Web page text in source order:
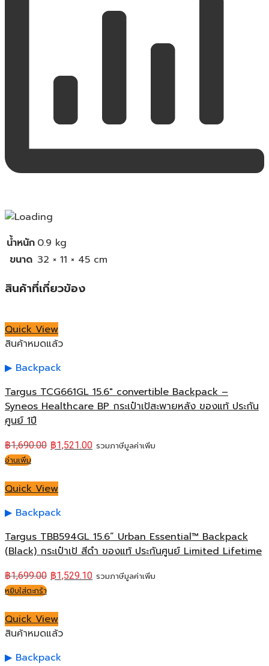
น้ำหนัก 0.9 kg
ขนาด 32 × 11 × 45 cm
สินค้าที่เกี่ยวข้อง
Quick View
สินค้าหมดแล้ว
Backpack
Targus TCG661GL 15.6″ convertible Backpack –
Syneos Healthcare BP กระเป๋าเป้สะพายหลัง ของแท้ ประกัน
ศูนย์ 1ปี
฿1,690.00 ฿1,521.00 รวมภาษีมูลค่าเพิ่ม
อ่านเพิ่ม
Quick View
Backpack
Targus TBB594GL 15.6” Urban Essential™ Backpack
(Black) กระเป๋าเป้ สีดำ ของแท้ ประกันศูนย์ Limited Lifetime
฿1,699.00 ฿1,529.10 รวมภาษีมูลค่าเพิ่ม
หยิบใส่ตะกร้า
Quick View
สินค้าหมดแล้ว
Backpack